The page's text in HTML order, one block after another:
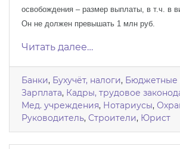
освобождения – размер выплаты, в т.ч. в
Он не должен превышать 1 млн руб.
Читать далее…
Банки, Бухучёт, налоги, Бюджетные
Зарплата, Кадры, трудовое
Мед. учреждения, Нотариусы,
Руководитель, Строители, Юрист